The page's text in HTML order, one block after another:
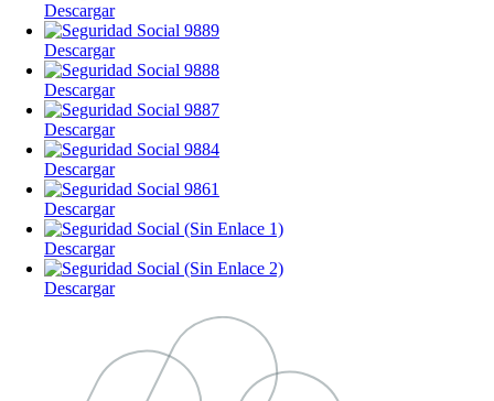
Descargar
Descargar
Descargar
Descargar
Descargar
Descargar
Descargar
Descargar